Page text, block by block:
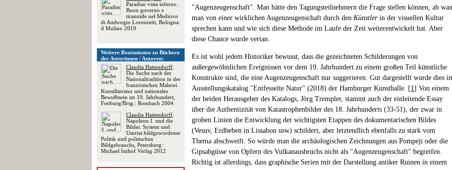
Paradiso vista inferno.
Buon governo e
tirannide nel Mediovo
di Ambrogio Lorenzetti, Bologna:
il Mulino 2019
Weitere Rezensionen zu Büchern
der Autorinnen / Autoren:
Claudia Hattendorff:
Die Suche nach der
Nationaltradition in der
französischen Malerei.
Kunstliteratur und nationales
Bewußtsein im 19. Jahrhundert,
Freiburg/Brsg.: Rombach 2004
Claudia Hattendorff:
Napoleon I. und die
Bilder. System und
Umriss bildgewordener
Politik und politischen
Bildgebrauchs, Petersberg:
Michael Imhof Verlag 2012
"Augenzeugenschaft". Man hätte den Tagungsteilnehmern die Frage stellen können, ab
man von einer wirklichen Augenzeugenschaft durch den Künstlerin der visuellen Kultur
sprechen kann und wie sich diese Methode im Laufe der Zeit weiterentwickelt hat. Aber
diese Chance wurde vertan.
Es ist wohl jedem Historiker bewusst, dass die gezeichneten Schilderungen von
außergewöhnlichen Ereignissen vor dem 19. Jahrhundert zu einem großen Teil künstliche
Konstrukte sind, die eine Augenzeugenschaft nur suggerieren. Gut dargestellt wurde dies
Ausstellungskatalog "Entfesselte Natur" (2018) der Hamburger Kunsthalle. [1] Von einem
der beiden Herausgeber des Katalogs, Jörg Trempler, stammt auch der einleitende Essay
über die Authentizität von Katastrophenbilder des 18. Jahrhunderts (33-51), der zwar in
groben Linien die Entwicklung der wichtigsten Etappen des dokumentarischen Bildes
(Vesuv, Erdbeben in Lissabon usw) schildert, aber letztendlich ebenfalls zu stark vom
Thema abschweift. So würde man die archäologischen Zeichnungen aus Pompeji oder die
Gipsabgüsse von Opfern des Vulkanausbruchs nicht als "Augenzeugenschaft" begreifen.
Richtig ist allerdings, dass graphische Serien mit der Darstellung antiker Ruinen in einem